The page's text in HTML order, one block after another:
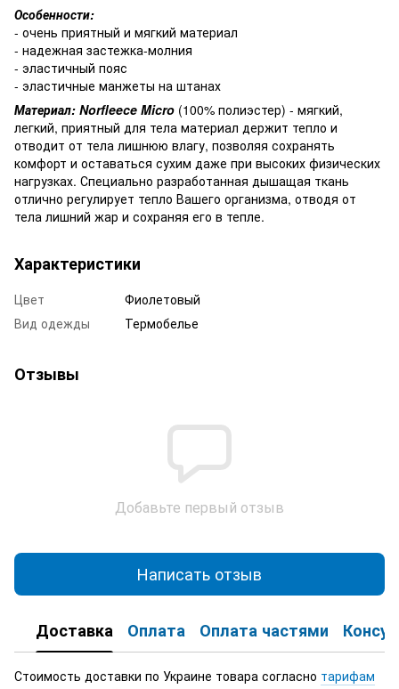
Особенности:
- очень приятный и мягкий материал
- надежная застежка-молния
- эластичный пояс
- эластичные манжеты на штанах
Материал: Norfleece Micro (100% полиэстер) - мягкий,
легкий, приятный для тела материал держит тепло и
отводит от тела лишнюю влагу, позволяя сохранять
комфорт и оставаться сухим даже при высоких физических
нагрузках. Специально разработанная дышащая ткань
отлично регулирует тепло Вашего организма, отводя от
тела лишний жар и сохраняя его в тепле.
Характеристики
Цвет
Фиолетовый
Вид одежды
Термобелье
Отзывы
Добавьте первый отзыв
Написать отзыв
Доставка Оплата Оплата частями
Стоимость доставки по Украине товара согласно тарифам